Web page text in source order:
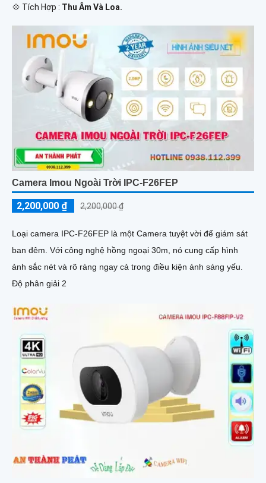
️💠 Tích Hợp : Thu Âm Và Loa.
Camera Imou Ngoài Trời IPC-F26FEP
2,200,000 ₫ 2,200,000 ₫
Loại camera IPC-F26FEP là một Camera tuyệt vời để giám sát
ban đêm. Với công nghệ hồng ngoại 30m, nó cung cấp hình
ảnh sắc nét và rõ ràng ngay cả trong điều kiện ánh sáng yếu.
Độ phân giải 2